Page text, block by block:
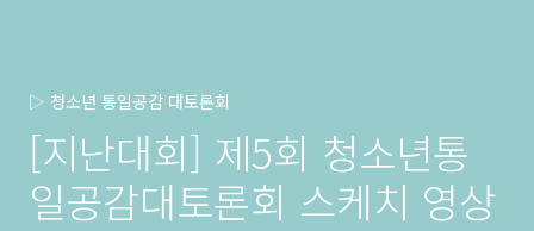
▷ 청소년 통일공감 대토론회
[지난대회] 제5회 청소년통
일공감대토론회 스케치 영상